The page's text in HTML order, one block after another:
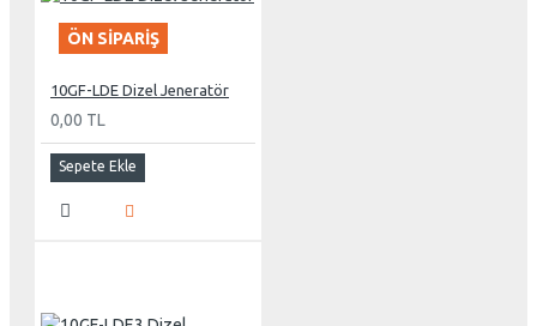
ÖN SIPARIŞ
10GF-LDE Dizel Jeneratör
0,00 TL
Sepete Ekle